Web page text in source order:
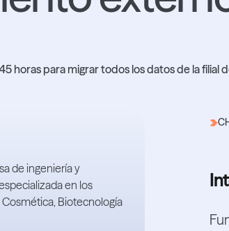
horas para migrar todos los datos de la filial
de ingeniería y
en los
Biotecnología